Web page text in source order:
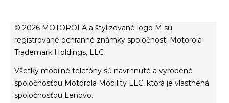
conditions of sale
terms of use
Website Privacy
Innovation
Cookies
zásady ochrany osobných údajov
© 2026 MOTOROLA a štylizované logo M sú
registrované ochranné známky spoločnosti Motorola
Trademark Holdings, LLC
Všetky mobilné telefóny sú navrhnuté a vyrobené
spoločnosťou Motorola Mobility LLC, ktorá je vlastnená
spoločnosťou Lenovo.